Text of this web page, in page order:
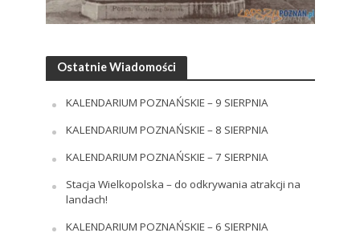
Ostatnie Wiadomości
KALENDARIUM POZNAŃSKIE – 9 SIERPNIA
KALENDARIUM POZNAŃSKIE – 8 SIERPNIA
KALENDARIUM POZNAŃSKIE – 7 SIERPNIA
Stacja Wielkopolska – do odkrywania atrakcji na
landach!
KALENDARIUM POZNAŃSKIE – 6 SIERPNIA